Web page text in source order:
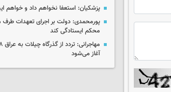
پزشکیان: استعفا نخواهم داد و خواهم
پورمحمدی: دولت بر اجرای تعهدات طرف
محکم ایستادگی کند
آغاز می‌شود